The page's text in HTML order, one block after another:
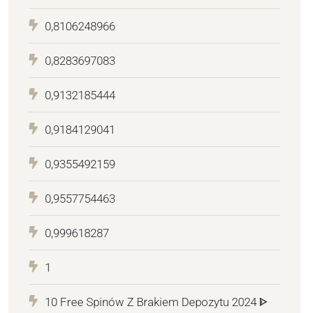
0,8106248966
0,8283697083
0,9132185444
0,9184129041
0,9355492159
0,9557754463
0,999618287
1
10 Free Spinów Z Brakiem Depozytu 2024 ᐈ